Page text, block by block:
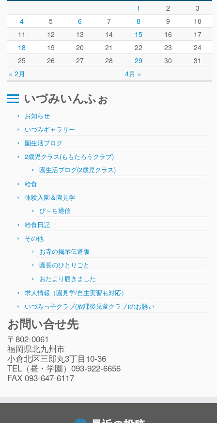
求人情報（園見学/自主実習も対応）
« 2月 4月 »
1 2
3
4
5 6 7 8 9
10
11
12 13 14 15 16
17
18
19 20 21 22 23
24
25
26 27 28 29 30 31
いづみいんふぉ
お知らせ
いづみギャラリー
園生活ブログ
2歳児クラス(ももたろうクラブ)
園生活ブログ(2歳児クラス)
給食
体験入園＆園見学
ぴ～ち通信
給食日記
その他
お寺の掲示伝道版
園長のひとりごと
おたより届きました
求人情報（園見学/自主実習も対応）
いづみっ子クラブ(放課後児童クラブ)のお誘い
お問い合せ先
〒802-0061
福岡県北九州市
小倉北区三郎丸3丁目10-36
TEL（昼・学園）093-922-6656
FAX 093-647-6117